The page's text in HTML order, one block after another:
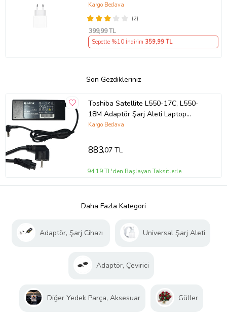
(2)
Kargo Bedava
399,99 TL
Sepette %10 İndirim 359,99 TL
Son Gezdikleriniz
Toshiba Satellite L550-17C, L550-
18M Adaptör Şarj Aleti Laptop
Adaptörü (Siyah)
Kargo Bedava
883,07 TL
94,19 TL'den Başlayan Taksitlerle
Daha Fazla Kategori
Adaptör, Şarj Cihazı Universal Şarj Aleti
Adaptör, Çevirici
Diğer Yedek Parça, Aksesuar Güller